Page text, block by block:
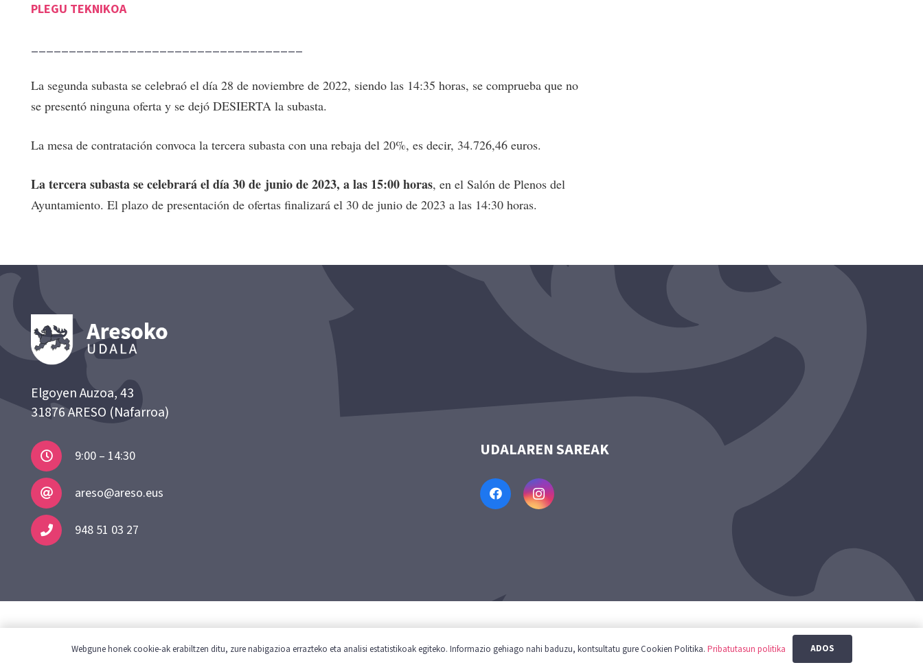
PLEGU TEKNIKOA
____________________________________
La segunda subasta se celebraó el día 28 de noviembre de 2022, siendo las 14:35 horas, se comprueba que no
se presentó ninguna oferta y se dejó DESIERTA la subasta.
La mesa de contratación convoca la tercera subasta con una rebaja del 20%, es decir, 34.726,46 euros.
La tercera subasta se celebrará el día 30 de junio de 2023, a las 15:00 horas, en el Salón de Plenos del
Ayuntamiento. El plazo de presentación de ofertas finalizará el 30 de junio de 2023 a las 14:30 horas.
Elgoyen Auzoa, 43
31876 ARESO (Nafarroa)
9:00 – 14:30
areso@areso.eus
948 51 03 27
UDALAREN SAREAK
Webgune honek cookie-ak erabiltzen ditu, zure nabigazioa errazteko eta analisi estatistikoak egiteko. Informazio gehiago nahi baduzu, kontsultatu gure Cookien Politika. Pribatutasun politika ADOS